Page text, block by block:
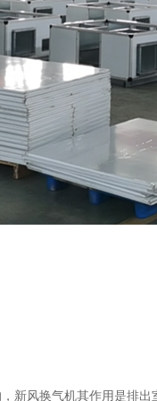
新风换气机其作用是排